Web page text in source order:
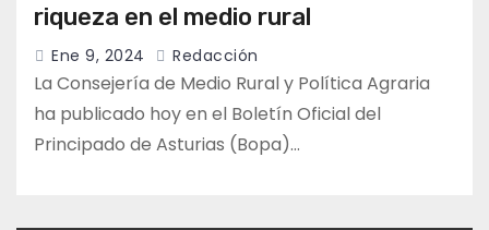
riqueza en el medio rural
Ene 9, 2024 Redacción
La Consejería de Medio Rural y Política Agraria
ha publicado hoy en el Boletín Oficial del
Principado de Asturias (Bopa)…